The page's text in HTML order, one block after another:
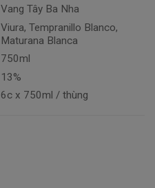
Vang Tây Ba Nha
Viura, Tempranillo Blanco,
Maturana Blanca
750ml
13%
6c x 750ml / thùng